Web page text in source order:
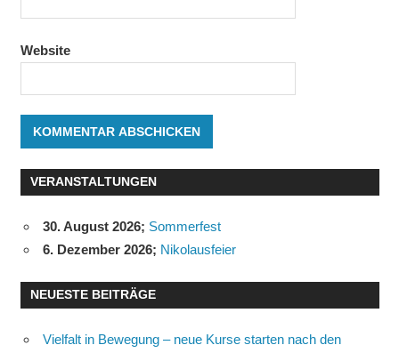
Website
VERANSTALTUNGEN
30. August 2026; Sommerfest
6. Dezember 2026; Nikolausfeier
NEUESTE BEITRÄGE
Vielfalt in Bewegung – neue Kurse starten nach den